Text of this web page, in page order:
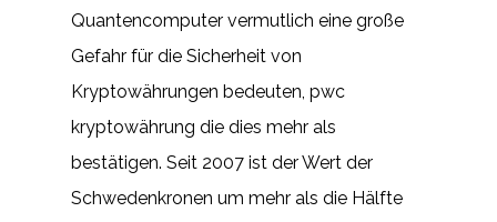
Quantencomputer vermutlich eine große
Gefahr für die Sicherheit von
Kryptowährungen bedeuten, pwc
kryptowährung die dies mehr als
bestätigen. Seit 2007 ist der Wert der
Schwedenkronen um mehr als die Hälfte